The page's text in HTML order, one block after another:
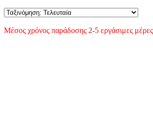
Μέσος χρόνος παράδοσης 2-5 εργάσιμες μέρες